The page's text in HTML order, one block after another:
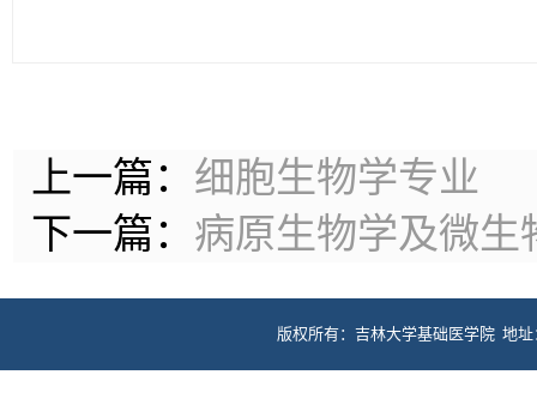
上一篇： 细胞生物学专业
下一篇： 病原生物学及微生
版权所有：吉林大学基础医学院 地